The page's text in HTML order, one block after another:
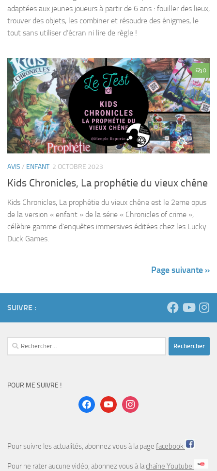
adaptées aux jeunes joueurs à partir de 6 ans : fouiller des lieux,
trouver des objets, les combiner et résoudre des énigmes, le
tout sans utiliser d’écran ni lire de règle !
0
AVIS / ENFANT 2 OCTOBRE 2023
Kids Chronicles, La prophétie du vieux chêne
Kids Chronicles, La prophétie du vieux chêne est le 2eme opus
de la version « enfant » de la série « Chronicles of crime »,
célèbre gamme d’enquêtes immersives éditées chez les Lucky
Duck Games.
Page suivante »
SUIVRE :
Rechercher :
POUR ME SUIVRE !
facebookyoutubeinstagram
Pour suivre les actualités, abonnez vous à la page facebook
Pour ne rater aucune vidéo, abonnez vous à lachaîne Youtube